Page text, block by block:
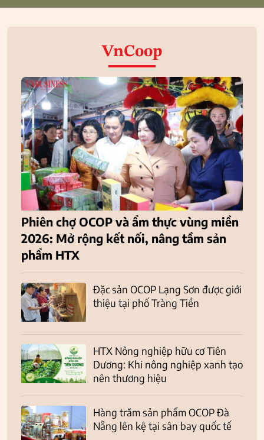
VnCoop
Phiên chợ OCOP và ẩm thực vùng miền
2026: Mở rộng kết nối, nâng tầm sản
phẩm HTX
Đặc sản OCOP Lạng Sơn được giới
thiệu tại phố Tràng Tiền
HTX Nông nghiệp hữu cơ Tiên
Dương: Khi nông nghiệp xanh tạo
nên thương hiệu
Hàng trăm sản phẩm OCOP Đà
Nẵng lên kệ tại sân bay quốc tế